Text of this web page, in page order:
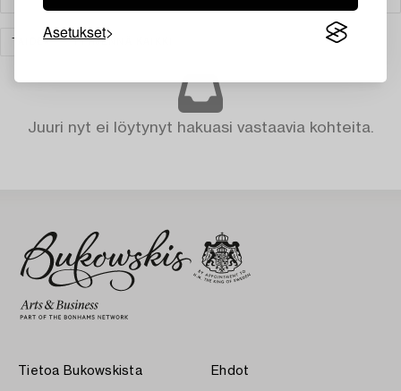
Asetukset
TAIDE TYHJENNÄ KAIKKI
Juuri nyt ei löytynyt hakuasi vastaavia kohteita.
Tietoa Bukowskista Ehdot